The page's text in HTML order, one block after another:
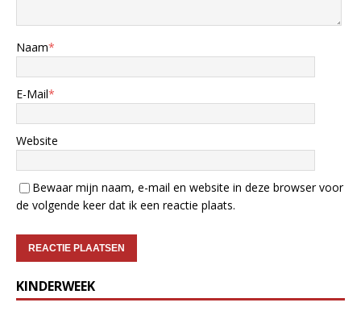
Naam*
E-Mail*
Website
Bewaar mijn naam, e-mail en website in deze browser voor
de volgende keer dat ik een reactie plaats.
KINDERWEEK